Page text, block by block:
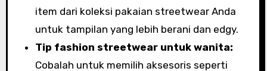
item dari koleksi pakaian streetwear Anda
untuk tampilan yang lebih berani dan edgy.
Tip fashion streetwear untuk wanita:
Cobalah untuk memilih aksesoris seperti